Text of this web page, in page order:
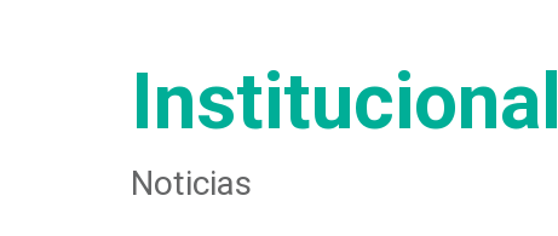
Institucional
Noticias